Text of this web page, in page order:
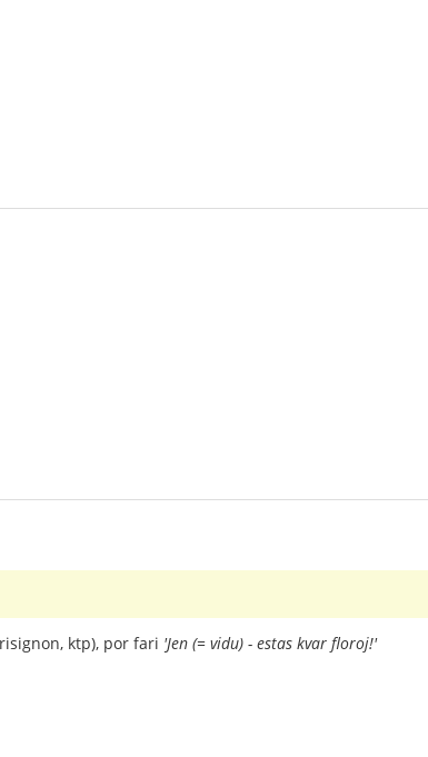
ktp), por fari 'Jen (= vidu) - estas kvar floroj!'